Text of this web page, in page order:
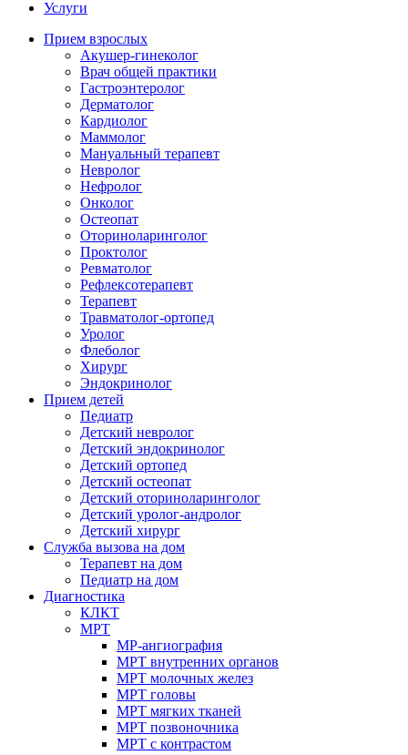
Услуги
Прием взрослых
Акушер-гинеколог
Врач общей практики
Гастроэнтеролог
Дерматолог
Кардиолог
Маммолог
Мануальный терапевт
Невролог
Нефролог
Онколог
Остеопат
Оториноларинголог
Проктолог
Ревматолог
Рефлексотерапевт
Терапевт
Травматолог-ортопед
Уролог
Флеболог
Хирург
Эндокринолог
Прием детей
Педиатр
Детский невролог
Детский эндокринолог
Детский ортопед
Детский остеопат
Детский оториноларинголог
Детский уролог-андролог
Детский хирург
Служба вызова на дом
Терапевт на дом
Педиатр на дом
Диагностика
КЛКТ
МРТ
МР-ангиография
МРТ внутренних органов
МРТ молочных желез
МРТ головы
МРТ мягких тканей
МРТ позвоночника
МРТ с контрастом